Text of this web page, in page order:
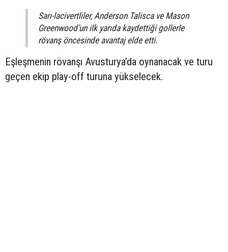
Sarı-lacivertliler, Anderson Talisca ve Mason
Greenwood’un ilk yarıda kaydettiği gollerle
rövanş öncesinde avantaj elde etti.
Eşleşmenin rövanşı Avusturya’da oynanacak ve turu
geçen ekip play-off turuna yükselecek.